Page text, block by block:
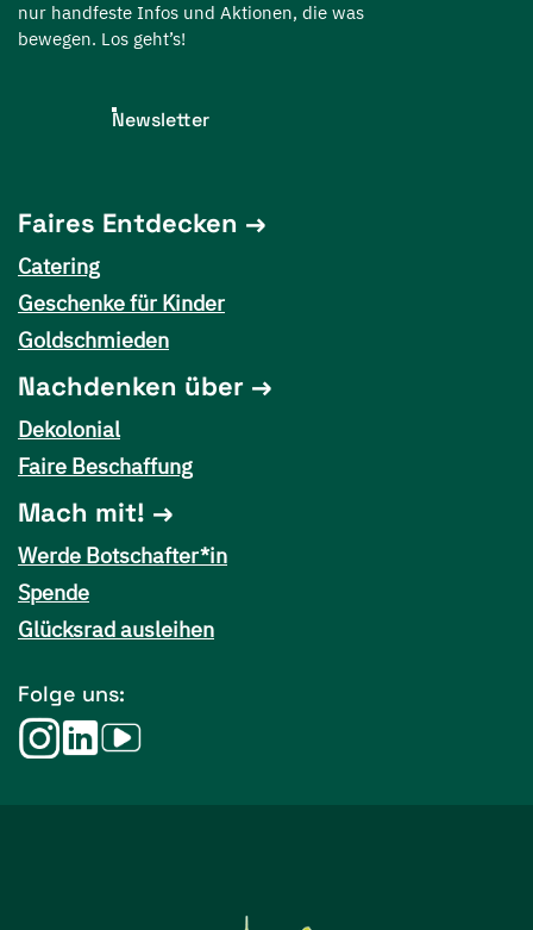
nur handfeste Infos und Aktionen, die was
bewegen. Los geht’s!
Newsletter
Faires Entdecken
Catering
Geschenke für Kinder
Goldschmieden
Nachdenken über
Dekolonial
Faire Beschaffung
Mach mit!
Werde Botschafter*in
Spende
Glücksrad ausleihen
Folge uns: